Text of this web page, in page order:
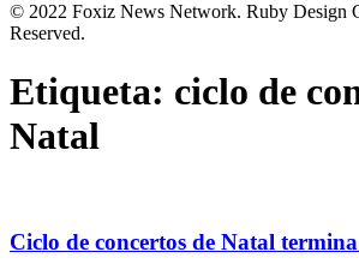
© 2022 Foxiz News Network. Ruby Design
Reserved.
Etiqueta: ciclo de
Natal
Ciclo de concertos de Natal termina